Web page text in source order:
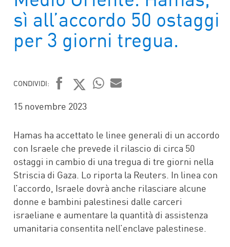
sì all’accordo 50 ostaggi
per 3 giorni tregua.
CONDIVIDI:
FACEBOOK
TWITTER
15 novembre 2023
Hamas ha accettato le linee generali di un accordo
con Israele che prevede il rilascio di circa 50
ostaggi in cambio di una tregua di tre giorni nella
Striscia di Gaza. Lo riporta la Reuters. In linea con
l’accordo, Israele dovrà anche rilasciare alcune
donne e bambini palestinesi dalle carceri
israeliane e aumentare la quantità di assistenza
umanitaria consentita nell’enclave palestinese.